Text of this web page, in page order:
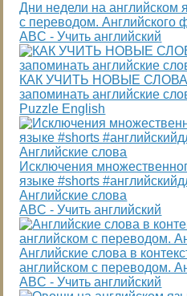
Дни недели на английском
с переводом. Английского
ABC - Учить английский
КАК УЧИТЬ НОВЫЕ СЛОВА
запоминать английские
Puzzle English
Исключения
языке #shorts
Английские слова
ABC - Учить английский
Английские слова в
английском с переводом.
ABC - Учить английский